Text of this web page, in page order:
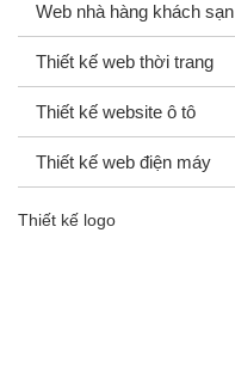
Web nhà hàng khách sạn
Thiết kế web thời trang
Thiết kế website ô tô
Thiết kế web điện máy
Thiết kế logo